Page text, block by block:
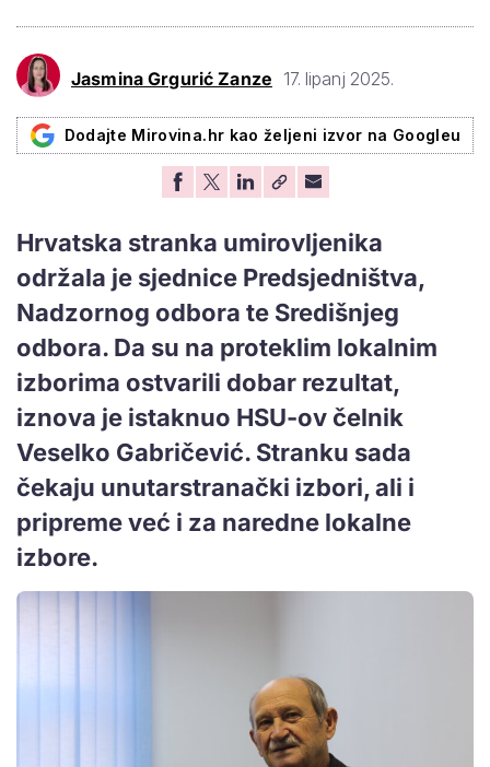
Jasmina Grgurić Zanze 17. lipanj 2025.
Dodajte Mirovina.hr kao željeni izvor na Googleu
Hrvatska stranka umirovljenika
održala je sjednice Predsjedništva,
Nadzornog odbora te Središnjeg
odbora. Da su na proteklim lokalnim
izborima ostvarili dobar rezultat,
iznova je istaknuo HSU-ov čelnik
Veselko Gabričević. Stranku sada
čekaju unutarstranački izbori, ali i
pripreme već i za naredne lokalne
izbore.